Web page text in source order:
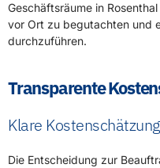
Geschäftsräume in
vor Ort zu begutachten und
durchzuführen.
Transparente
Klare Kostenschätzung
Die Entscheidung zur